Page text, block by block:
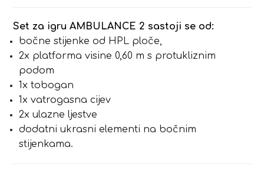
Set za igru AMBULANCE 2 sastoji se od:
bočne stijenke od HPL ploče,
2x platforma visine 0,60 m s protukliznim
podom
1x tobogan
1x vatrogasna cijev
2x ulazne ljestve
dodatni ukrasni elementi na bočnim
stijenkama.